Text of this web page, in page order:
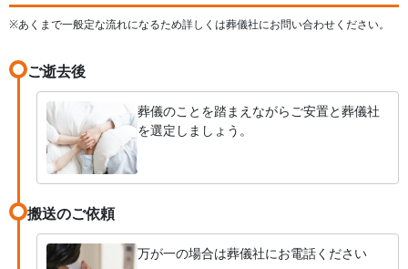
※あくまで一般定な流れになるため詳しくは葬儀社にお問い合わせください。
ご逝去後
葬儀のことを踏まえながらご安置と葬儀社
を選定しましょう。
搬送のご依頼
万が一の場合は葬儀社にお電話ください